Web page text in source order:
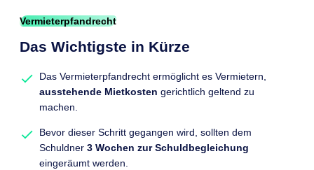
Vermieterpfandrecht
Das Wichtigste in Kürze
Das Vermieterpfandrecht ermöglicht es Vermietern,
ausstehende Mietkosten gerichtlich geltend zu
machen.
Bevor dieser Schritt gegangen wird, sollten dem
Schuldner 3 Wochen zur Schuldbegleichung
eingeräumt werden.